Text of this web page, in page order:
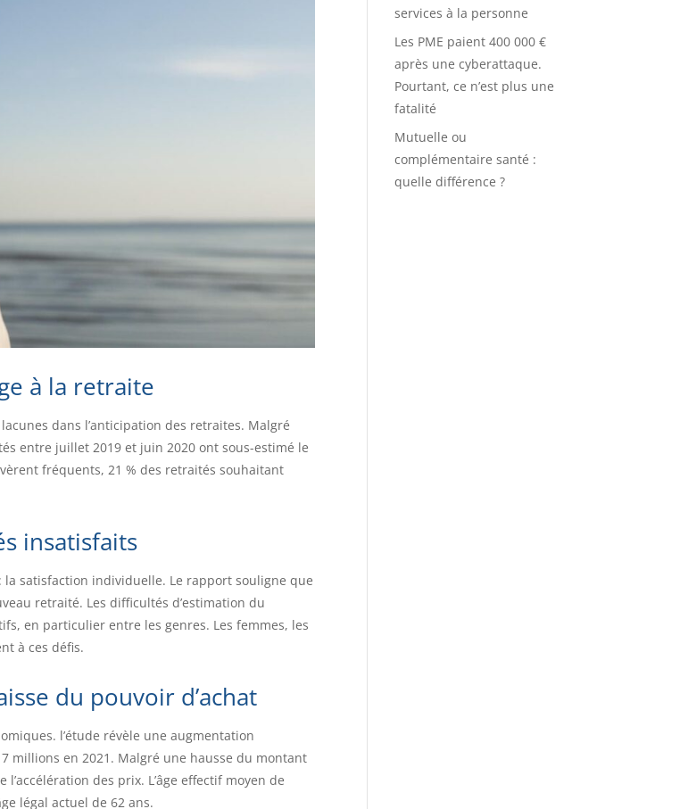
à la retraite
dans l’anticipation des retraites. Malgré
entre juillet 2019 et juin 2020 ont sous-estimé le
fréquents, 21 % des retraités souhaitant
insatisfaits
satisfaction individuelle. Le rapport souligne que
retraité. Les difficultés d’estimation du
en particulier entre les genres. Les femmes, les
à ces défis.
du pouvoir d’achat
l’étude révèle une augmentation
millions en 2021. Malgré une hausse du montant
des prix. L’âge effectif moyen de
légal actuel de 62 ans.
services à la personne
Les PME paient 400 000 €
après une cyberattaque.
Pourtant, ce n’est plus une
fatalité
Mutuelle ou
complémentaire santé :
quelle différence ?